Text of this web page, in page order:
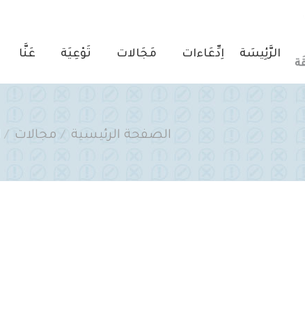
الرَّئِيسَة اِدِّعَاءات مَجَالات تَوْعِيَة عَنَّا
You are here:
الصفحة الرئيسية مجالات